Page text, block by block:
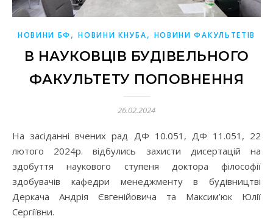
НОВИНИ БФ ,НОВИНИ КНУБА, НОВИНИ ФАКУЛЬТЕТІВ
В НАУКОВЦІВ БУДІВЕЛЬНОГО
ФАКУЛЬТЕТУ ПОПОВНЕННЯ
26.02.2024
На засіданні вчених рад ДФ 10.051, ДФ 11.051, 22
лютого 2024р. відбулись захисти дисертацій на
здобуття наукового ступеня доктора філософії
здобувачів кафедри менеджменту в будівництві
Деркача Андрія Євгенійовича та Максим’юк Юлії
Сергіївни.